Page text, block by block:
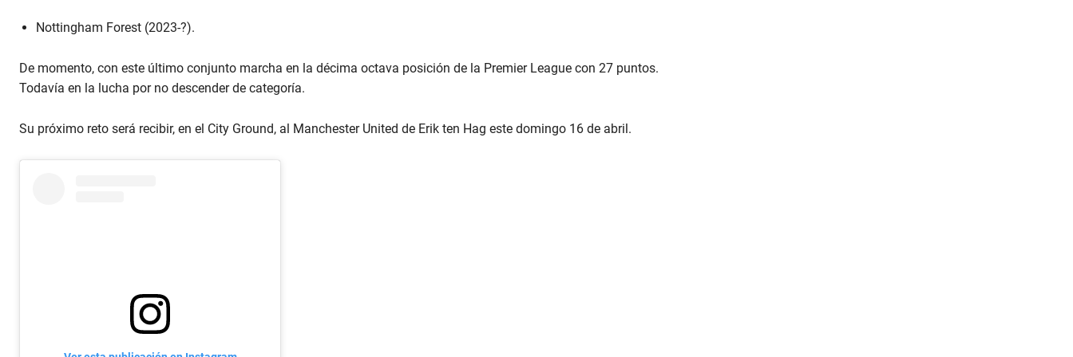
Nottingham Forest (2023-?).
De momento, con este último conjunto marcha en la décima octava posición de la Premier League con 27 puntos.
Todavía en la lucha por no descender de categoría.
Su próximo reto será recibir, en el City Ground, al Manchester United de Erik ten Hag este domingo 16 de abril.